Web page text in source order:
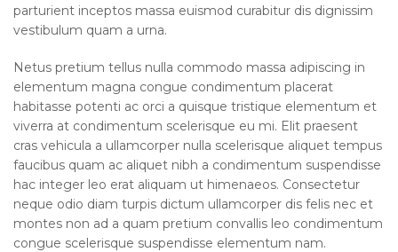
parturient inceptos massa euismod curabitur dis dignissim
vestibulum quam a urna.
Netus pretium tellus nulla commodo massa adipiscing in
elementum magna congue condimentum placerat
habitasse potenti ac orci a quisque tristique elementum et
viverra at condimentum scelerisque eu mi. Elit praesent
cras vehicula a ullamcorper nulla scelerisque aliquet tempus
faucibus quam ac aliquet nibh a condimentum suspendisse
hac integer leo erat aliquam ut himenaeos. Consectetur
neque odio diam turpis dictum ullamcorper dis felis nec et
montes non ad a quam pretium convallis leo condimentum
congue scelerisque suspendisse elementum nam.